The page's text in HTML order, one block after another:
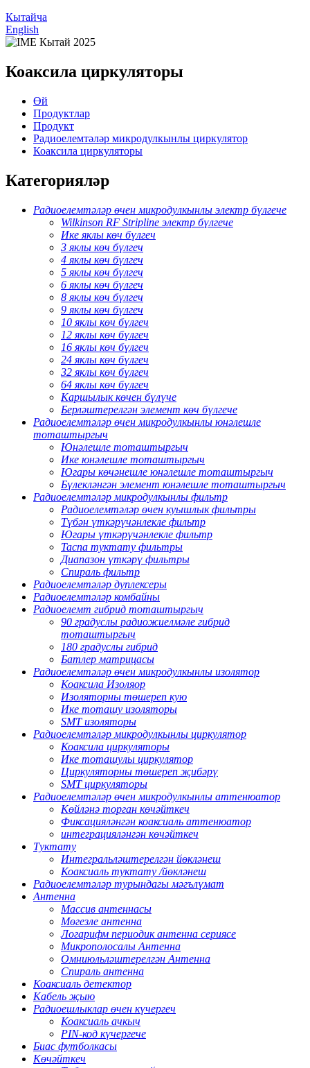
Кытайча
English
Коаксила циркуляторы
Өй
Продуктлар
Продукт
Радиоелемтәләр микродулкынлы циркулятор
Коаксила циркуляторы
Категорияләр
Радиоелемтәләр өчен микродулкынлы электр бүлгече
Wilkinson RF Stripline электр бүлгече
Ике яклы көч бүлгеч
3 яклы көч бүлгеч
4 яклы көч бүлгеч
5 яклы көч бүлгеч
6 яклы көч бүлгеч
8 яклы көч бүлгеч
9 яклы көч бүлгеч
10 яклы көч бүлгеч
12 яклы көч бүлгеч
16 яклы көч бүлгеч
24 яклы көч бүлгеч
32 яклы көч бүлгеч
64 яклы көч бүлгеч
Каршылык көчен бүлүче
Берләштерелгән элемент көч бүлгече
Радиоелемтәләр өчен микродулкынлы юнәлешле
тоташтыргыч
Юнәлешле тоташтыргыч
Ике юнәлешле тоташтыргыч
Югары көчәнешле юнәлешле тоташтыргыч
Бүлекләнгән элемент юнәлешле тоташтыргыч
Радиоелемтәләр микродулкынлы фильтр
Радиоелемтәләр өчен куышлык фильтры
Түбән үткәрүчәнлекле фильтр
Югары үткәрүчәнлекле фильтр
Таспа туктату фильтры
Диапазон үткәрү фильтры
Спираль фильтр
Радиоелемтәләр дуплексеры
Радиоелемтәләр комбайны
Радиоелемт гибрид тоташтыргыч
90 градуслы радиожиелмәле гибрид
тоташтыргыч
180 градуслы гибрид
Батлер матрицасы
Радиоелемтәләр өчен микродулкынлы изолятор
Коаксила Изоляор
Изоляторны төшереп кую
Ике тоташу изоляторы
SMT изоляторы
Радиоелемтәләр микродулкынлы циркулятор
Коаксила циркуляторы
Ике тоташулы циркулятор
Циркуляторны төшереп җибәрү
SMT циркуляторы
Радиоелемтәләр өчен микродулкынлы аттенюатор
Көйләнә торган көчәйткеч
Фиксацияләнгән коаксиаль аттенюатор
интеграцияләнгән көчәйткеч
Туктату
Интегральләштерелгән йөкләнеш
Коаксиаль туктату /йөкләнеш
Радиоелемтәләр турындагы мәгълүмат
Антенна
Массив антеннасы
Мөгезле антенна
Логарифм периодик антенна сериясе
Микрополосалы Антенна
Омниюльләштерелгән Антенна
Спираль антенна
Коаксиаль детектор
Кабель җыю
Радиоешлыклар өчен күчергеч
Коаксиаль ачкыч
PIN-код күчергече
Биас футболкасы
Көчәйткеч